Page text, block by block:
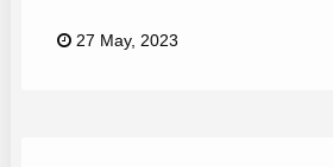
27 May, 2023